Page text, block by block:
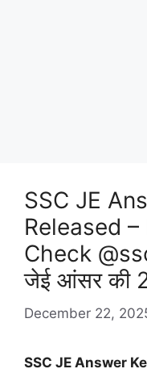
SSC JE
Released
Check
जेई आंसर की
December 22,
SSC JE Answer